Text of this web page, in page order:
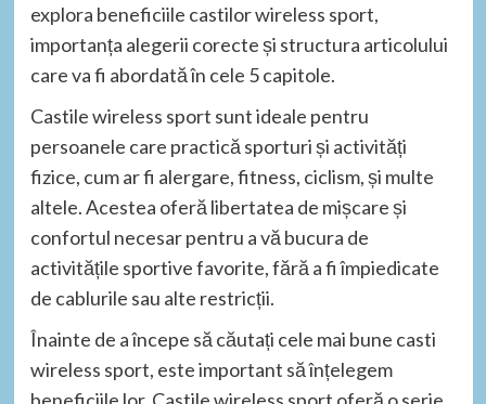
explora beneficiile castilor wireless sport,
importanța alegerii corecte și structura articolului
care va fi abordată în cele 5 capitole.
Castile wireless sport sunt ideale pentru
persoanele care practică sporturi și activități
fizice, cum ar fi alergare, fitness, ciclism, și multe
altele. Acestea oferă libertatea de mișcare și
confortul necesar pentru a vă bucura de
activitățile sportive favorite, fără a fi împiedicate
de cablurile sau alte restricții.
Înainte de a începe să căutați cele mai bune casti
wireless sport, este important să înțelegem